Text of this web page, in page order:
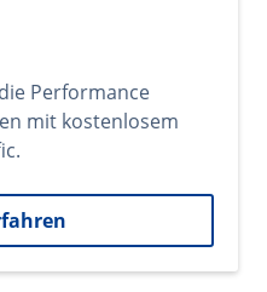
Performance
mit kostenlosem